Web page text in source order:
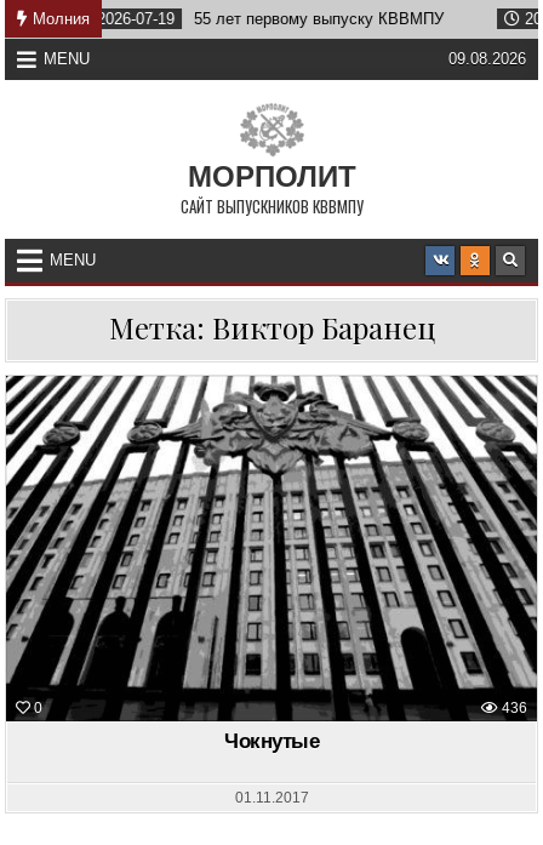
Skip
to
content
Молния2026-07-19 55 лет первому выпуску КВВМПУ
MENU 09.08.2026
МОРПОЛИТ
САЙТ ВЫПУСКНИКОВ КВВМПУ
MENU
Метка: Виктор Баранец
0 436
Чокнутые
01.11.2017